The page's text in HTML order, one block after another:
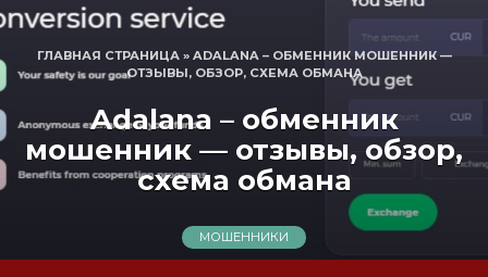
ГЛАВНАЯ СТРАНИЦА» ADALANA – ОБМЕННИК МОШЕННИК —
ОТЗЫВЫ, ОБЗОР, СХЕМА ОБМАНА
Adalana – обменник
мошенник — отзывы, обзор,
схема обмана
МОШЕННИКИ